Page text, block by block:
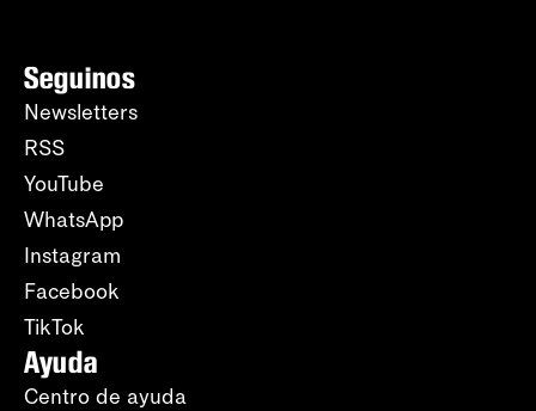
Seguinos
Newsletters
RSS
YouTube
WhatsApp
Instagram
Facebook
TikTok
Ayuda
Centro de ayuda